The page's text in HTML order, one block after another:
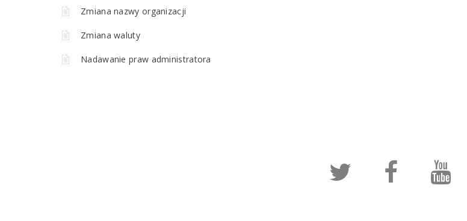
Zmiana nazwy organizacji
Zmiana waluty
Nadawanie praw administratora